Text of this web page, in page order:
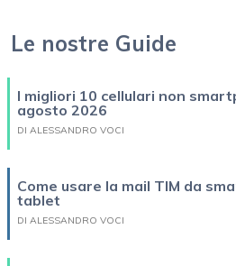
Le nostre Guide
I migliori 10 cellulari non
agosto 2026
DI ALESSANDRO VOCI
Come usare la mail TIM da
tablet
DI ALESSANDRO VOCI